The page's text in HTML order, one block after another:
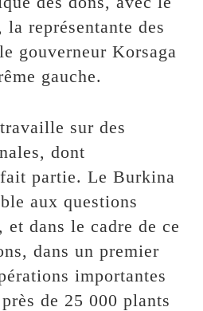
représentante des
gouverneur Korsaga
gauche.
sur des
dont
partie. Le Burkina
aux questions
et dans le cadre de ce
dans un premier
importantes
de 25 000 plants